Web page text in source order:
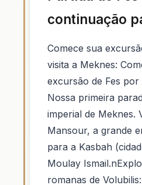
continuação
Comece sua
visita a Meknes:
excursão de Fes por
Nossa primeira
imperial de Meknes.
Mansour, a grande
para a Kasbah
Moulay
romanas de